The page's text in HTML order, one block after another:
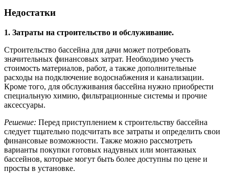
Недостатки
1. Затраты на строительство и обслуживание.
Строительство бассейна для дачи может потребовать
значительных финансовых затрат. Необходимо учесть
стоимость материалов, работ, а также дополнительные
расходы на подключение водоснабжения и канализации.
Кроме того, для обслуживания бассейна нужно приобрести
специальную химию, фильтрационные системы и прочие
аксессуары.
Решение: Перед приступлением к строительству бассейна
следует тщательно подсчитать все затраты и определить свои
финансовые возможности. Также можно рассмотреть
варианты покупки готовых надувных или монтажных
бассейнов, которые могут быть более доступны по цене и
просты в установке.